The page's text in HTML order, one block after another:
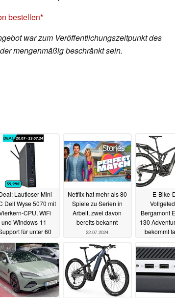
bestellen
war zum Veröffentlichungszeitpunkt des
mengenmäßig beschränkt sein.
Lautloser Mini
Dell Wyse 5070 mit
CPU, WiFi
und Windows-11-
für unter 60
22.07.2024
Netflix hat mehr als 80
Spiele zu Serien in
Arbeit, zwei davon
bereits bekannt
22.07.2024
E-Bike-
Bergamont
130
bekommt